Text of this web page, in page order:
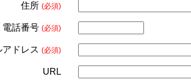
住所 (必須)
電話番号 (必須)
アドレス (必須)
URL